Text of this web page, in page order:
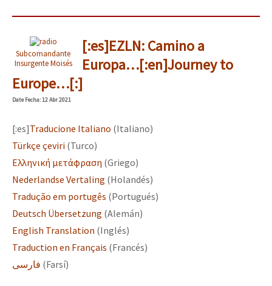
Subcomandante
Insurgente Moisés
[:es]EZLN: Camino a
Europa…[:en]Journey to
Europe…[:]
DateFecha: 12 Abr 2021
[:es]Traducione Italiano (Italiano)
Türkçe çeviri (Turco)
Ελληνική μετάφραση (Griego)
Nederlandse Vertaling (Holandés)
Tradução em portugês (Portugués)
Deutsch Übersetzung (Alemán)
English Translation (Inglés)
Traduction en Français (Francés)
فارسی (Farsí)